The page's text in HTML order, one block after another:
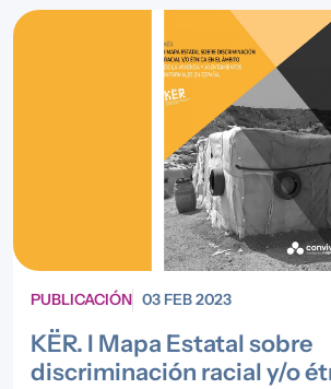
PUBLICACIÓN 03 FEB 2023
KËR. I Mapa Estatal sobre
discriminación racial y/o